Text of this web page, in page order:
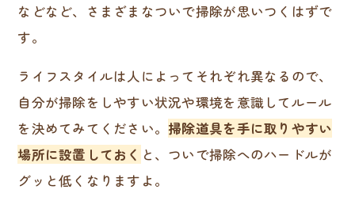
などなど、さまざまなついで掃除が思いつくはずで
す。
ライフスタイルは人によってそれぞれ異なるので、
自分が掃除をしやすい状況や環境を意識してルール
を決めてみてください。 掃除道具を手に取りやすい
場所に設置しておく と、ついで掃除へのハードルが
グッと低くなりますよ。